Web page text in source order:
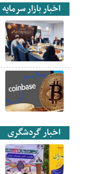
اخبار بازار سرمایه
اخبار گردشگری